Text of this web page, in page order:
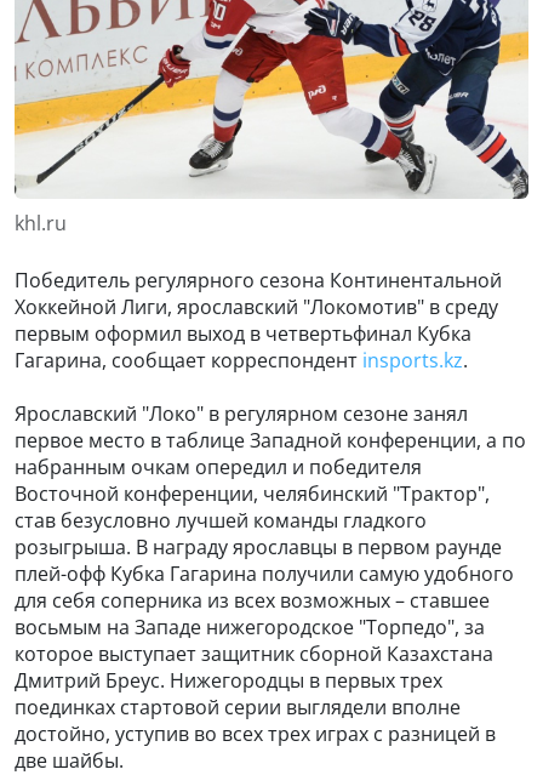
khl.ru
Победитель регулярного сезона Континентальной
Хоккейной Лиги, ярославский "Локомотив" в среду
первым оформил выход в четвертьфинал Кубка
Гагарина, сообщает корреспондент insports.kz.
Ярославский "Локо" в регулярном сезоне занял
первое место в таблице Западной конференции, а по
набранным очкам опередил и победителя
Восточной конференции, челябинский "Трактор",
став безусловно лучшей команды гладкого
розыгрыша. В награду ярославцы в первом раунде
плей-офф Кубка Гагарина получили самую удобного
для себя соперника из всех возможных – ставшее
восьмым на Западе нижегородское "Торпедо", за
которое выступает защитник сборной Казахстана
Дмитрий Бреус. Нижегородцы в первых трех
поединках стартовой серии выглядели вполне
достойно, уступив во всех трех играх с разницей в
две шайбы.